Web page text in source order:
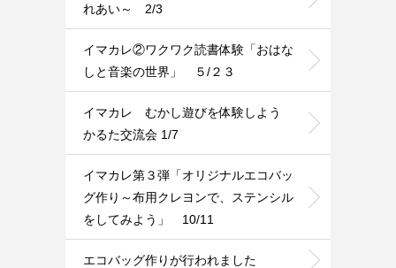
れあい～ 2/3
イマカレ②ワクワク読書体験「おはな
しと音楽の世界」 ５/２３
イマカレ むかし遊びを体験しよう
かるた交流会 1/7
イマカレ第３弾「オリジナルエコバッ
グ作り～布用クレヨンで、ステンシル
をしてみよう」 10/11
エコバッグ作りが行われました